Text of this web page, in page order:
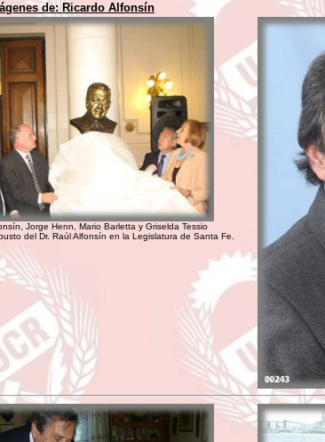
de: Ricardo Alfonsín
Jorge Henn, Mario Barletta y Griselda Tessio
del Dr. Raúl Alfonsín en la Legislatura de Santa Fe.